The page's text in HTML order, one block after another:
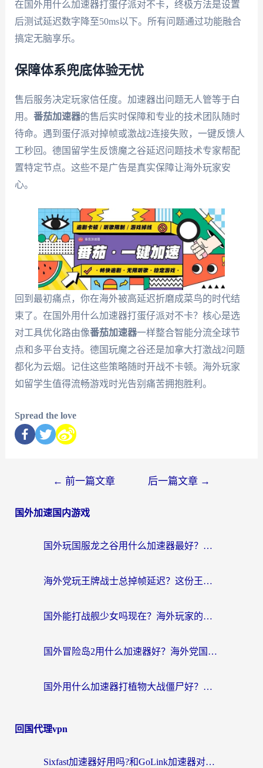
在国外用什么加速器打蛋仔派对不卡，终极方法是设置
后测试延迟数字降至50ms以下。所有问题通过功能融合
搞定无脑享乐。
保障体系兜底体验无忧
售后服务决定玩家信任度。加速器出问题无人管等于白
用。 番茄加速器的售后实时保障和专业的技术团队随时
待命。遇到蛋仔派对掉帧或激战2连接失败，一键反馈人
工秒回。德国留学生反馈魔之谷延迟问题技术专家帮配
置特定节点。这些不是广告是真实保障让海外玩家安
心。
回到最初痛点，你在海外被高延迟折磨成菜鸟的时代结
束了。在国外用什么加速器打蛋仔派对不卡？核心是选
对工具优化路由像番茄加速器一样整合智能分流全球节
点和多平台支持。德国玩魔之谷还是加拿大打激战2问题
都化为云烟。记住这些策略随时开战不卡顿。海外玩家
如留学生值得流畅游戏时光告别痛苦拥抱胜利。
Spread the love
← 前一篇文章 后一篇文章 →
国外加速国内游戏
国外玩国服龙之谷用什么加速器最好？一份给海外游子的终极指南
海外党玩王牌战士总掉帧延迟？这份王牌战士延迟加速器终极指南救你命
国外能打战舰少女吗现在？海外玩家的国服游戏加速终极指南
国外冒险岛2用什么加速器好？海外党国服游戏畅玩全攻略（附鸣潮哈利波特加速技巧）
国外用什么加速器打植物大战僵尸好？海外党国服游戏加速终极指南
回国代理vpn
Sixfast加速器好用吗?和GoLink加速器对比哪个回国效果更好?海外党亲测实用指南